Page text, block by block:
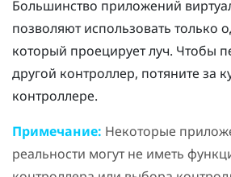
Большинство приложений
позволяют использовать только
который проецирует луч. Чтобы
другой контроллер, потяните за
контроллере.
Примечание: Некоторые
реальности могут не иметь